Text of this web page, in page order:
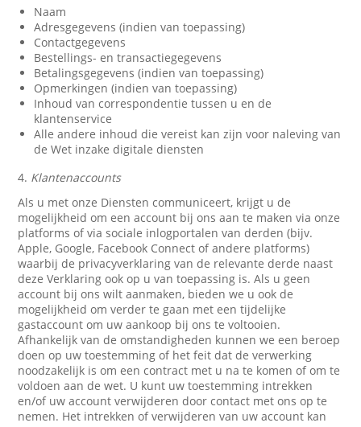
Naam
Adresgegevens (indien van toepassing)
Contactgegevens
Bestellings- en transactiegegevens
Betalingsgegevens (indien van toepassing)
Opmerkingen (indien van toepassing)
Inhoud van correspondentie tussen u en de
klantenservice
Alle andere inhoud die vereist kan zijn voor naleving van
de Wet inzake digitale diensten
4. Klantenaccounts
Als u met onze Diensten communiceert, krijgt u de
mogelijkheid om een account bij ons aan te maken via onze
platforms of via sociale inlogportalen van derden (bijv.
Apple, Google, Facebook Connect of andere platforms)
waarbij de privacyverklaring van de relevante derde naast
deze Verklaring ook op u van toepassing is. Als u geen
account bij ons wilt aanmaken, bieden we u ook de
mogelijkheid om verder te gaan met een tijdelijke
gastaccount om uw aankoop bij ons te voltooien.
Afhankelijk van de omstandigheden kunnen we een beroep
doen op uw toestemming of het feit dat de verwerking
noodzakelijk is om een contract met u na te komen of om te
voldoen aan de wet. U kunt uw toestemming intrekken
en/of uw account verwijderen door contact met ons op te
nemen. Het intrekken of verwijderen van uw account kan